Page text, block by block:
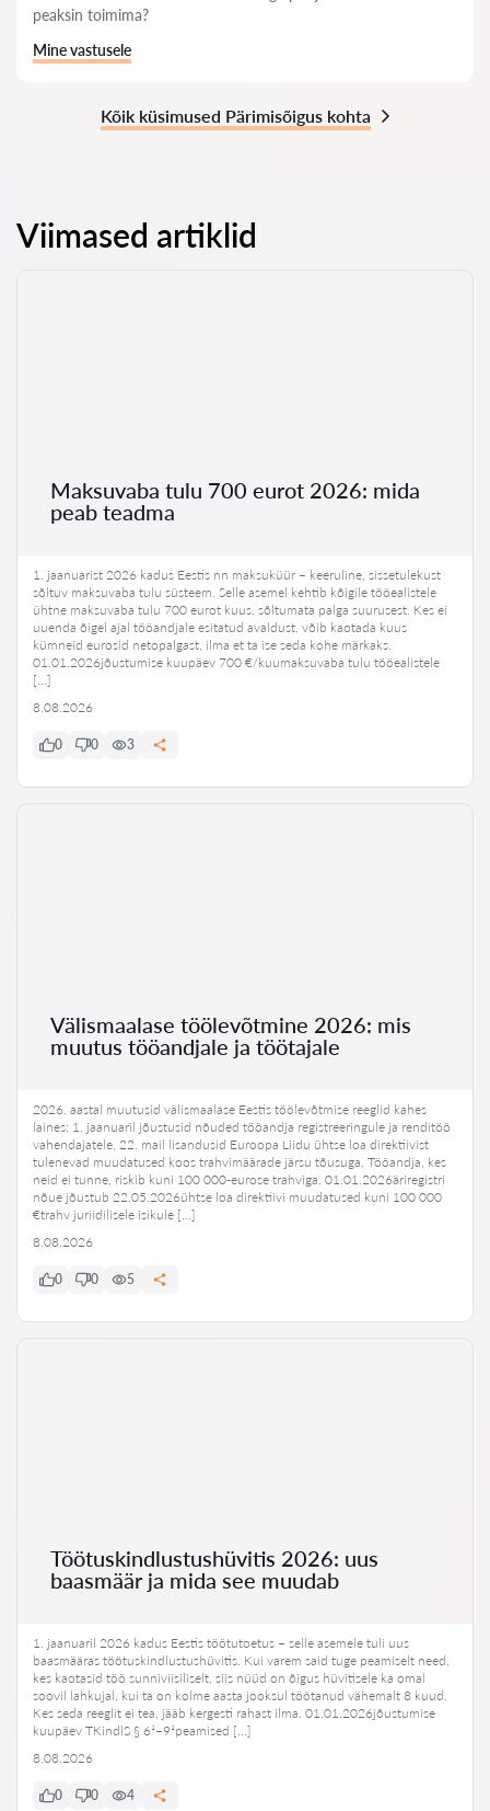
peaksin toimima?
Mine vastusele
Kõik küsimused Pärimisõigus kohta
Viimased artiklid
Maksuvaba tulu 700 eurot 2026: mida
peab teadma
1. jaanuarist 2026 kadus Eestis nn maksuküür – keeruline, sissetulekust
sõltuv maksuvaba tulu süsteem. Selle asemel kehtib kõigile tööealistele
ühtne maksuvaba tulu 700 eurot kuus, sõltumata palga suurusest. Kes ei
uuenda õigel ajal tööandjale esitatud avaldust, võib kaotada kuus
kümneid eurosid netopalgast, ilma et ta ise seda kohe märkaks.
01.01.2026jõustumise kuupäev 700 €/kuumaksuvaba tulu tööealistele
[…]
8.08.2026
0 0 3
Välismaalase töölevõtmine 2026: mis
muutus tööandjale ja töötajale
2026. aastal muutusid välismaalase Eestis töölevõtmise reeglid kahes
laines: 1. jaanuaril jõustusid nõuded tööandja registreeringule ja renditöö
vahendajatele, 22. mail lisandusid Euroopa Liidu ühtse loa direktiivist
tulenevad muudatused koos trahvimäärade järsu tõusuga. Tööandja, kes
neid ei tunne, riskib kuni 100 000-eurose trahviga. 01.01.2026äriregistri
nõue jõustub 22.05.2026ühtse loa direktiivi muudatused kuni 100 000
€trahv juriidilisele isikule […]
8.08.2026
0 0 5
Töötuskindlustushüvitis 2026: uus
baasmäär ja mida see muudab
1. jaanuaril 2026 kadus Eestis töötutoetus – selle asemele tuli uus
baasmääras töötuskindlustushüvitis. Kui varem said tuge peamiselt need,
kes kaotasid töö sunniviisiliselt, siis nüüd on õigus hüvitisele ka omal
soovil lahkujal, kui ta on kolme aasta jooksul töötanud vähemalt 8 kuud.
Kes seda reeglit ei tea, jääb kergesti rahast ilma. 01.01.2026jõustumise
kuupäev TKindlS § 6¹–9¹peamised […]
8.08.2026
0 0 4